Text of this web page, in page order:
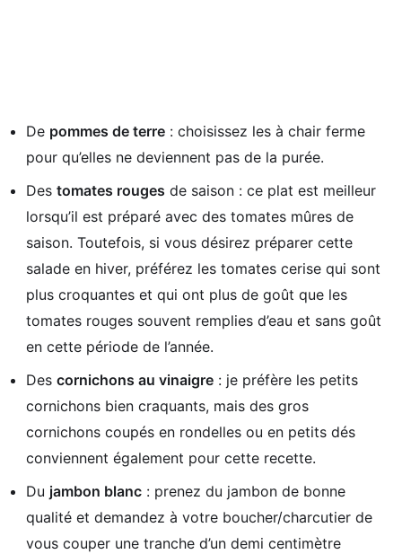
De pommes de terre : choisissez les à chair ferme
pour qu’elles ne deviennent pas de la purée.
Des tomates rouges de saison : ce plat est meilleur
lorsqu’il est préparé avec des tomates mûres de
saison. Toutefois, si vous désirez préparer cette
salade en hiver, préférez les tomates cerise qui sont
plus croquantes et qui ont plus de goût que les
tomates rouges souvent remplies d’eau et sans goût
en cette période de l’année.
Des cornichons au vinaigre : je préfère les petits
cornichons bien craquants, mais des gros
cornichons coupés en rondelles ou en petits dés
conviennent également pour cette recette.
Du jambon blanc : prenez du jambon de bonne
qualité et demandez à votre boucher/charcutier de
vous couper une tranche d’un demi centimètre